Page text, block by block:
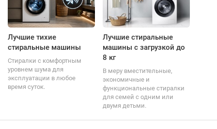
Лучшие тихие
стиральные машины
Стиралки с комфортным
уровнем шума для
эксплуатации в любое
время суток.
Лучшие стиральные
машины с загрузкой до
8 кг
В меру вместительные,
экономичные и
функциональные стиралки
для семей с одним или
двумя детьми.